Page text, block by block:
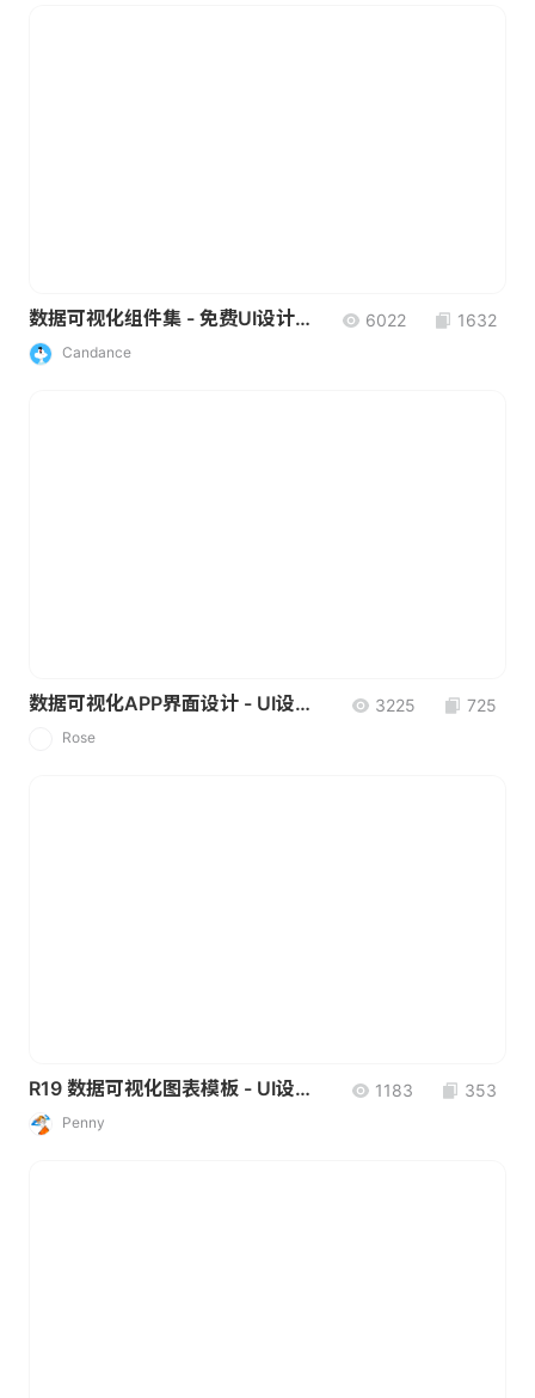
数据可视化组件集 - 免费UI设计素材 6022 1632
Candance
数据可视化APP界面设计 - UI设计素材 3225 725
Rose
R19 数据可视化图表模板 - UI设计素材 1183 353
Penny